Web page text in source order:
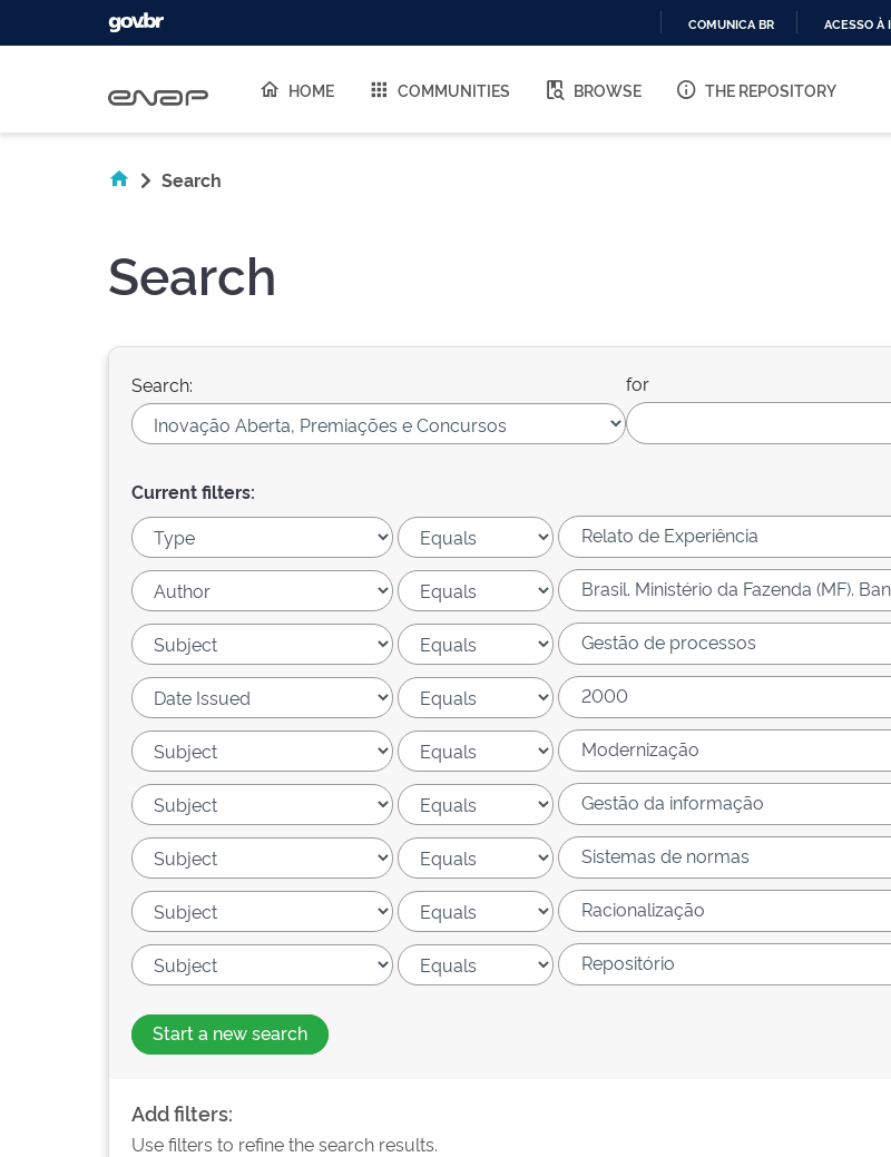
O
COMUNICA BR ACESSO À
HOME COMMUNITIES BROWSE THE REPOSITORY
Search
Search
Search: for
Current filters:
Start a new search
Add filters:
Use filters to refine the search results.